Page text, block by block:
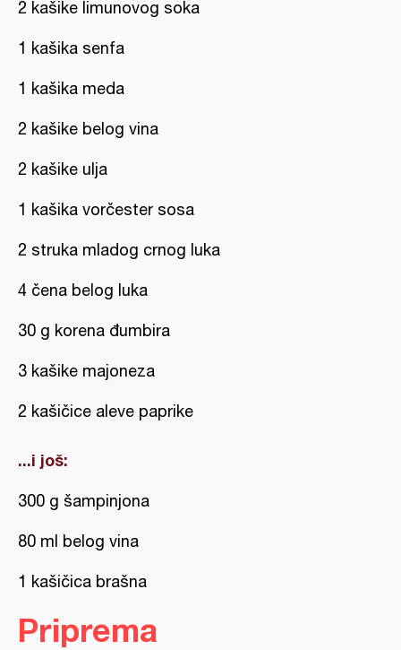
2 kašike limunovog soka
1 kašika senfa
1 kašika meda
2 kašike belog vina
2 kašike ulja
1 kašika vorčester sosa
2 struka mladog crnog luka
4 čena belog luka
30 g korena đumbira
3 kašike majoneza
2 kašičice aleve paprike
...i još:
300 g šampinjona
80 ml belog vina
1 kašičica brašna
Priprema